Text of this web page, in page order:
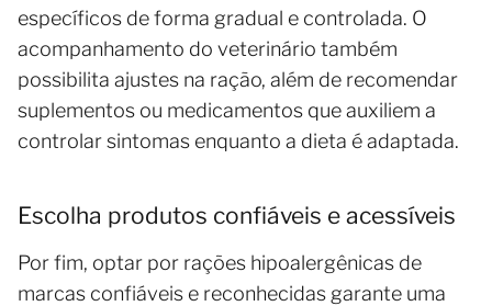
específicos de forma gradual e controlada. O
acompanhamento do veterinário também
possibilita ajustes na ração, além de recomendar
suplementos ou medicamentos que auxiliem a
controlar sintomas enquanto a dieta é adaptada.
Escolha produtos confiáveis e acessíveis
Por fim, optar por rações hipoalergênicas de
marcas confiáveis e reconhecidas garante uma